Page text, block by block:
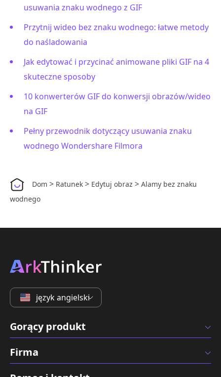
usuwania znaku wodnego z GIF
Przytnij wideo bez znaku wodnego: łatwe metody
do naśladowania
Jak edytować i przycinać animowane pliki GIF na 4
skuteczne sposoby
10 konwerterów GIF do konwersji obrazów/wideo
na GIF
Pełny przewodnik dotyczący usuwania znaku
wodnego Wondershare Filmora
Dom > Ratunek > Edytuj obraz > Alamy bez znaku
wodnego
język angielski
Gorący produkt
Firma